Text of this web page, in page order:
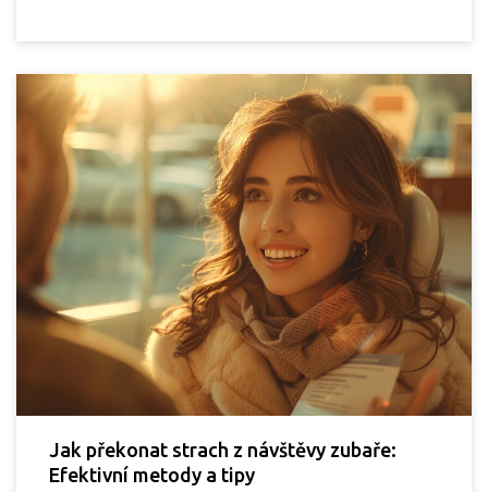
Jak překonat strach z návštěvy zubaře:
Efektivní metody a tipy